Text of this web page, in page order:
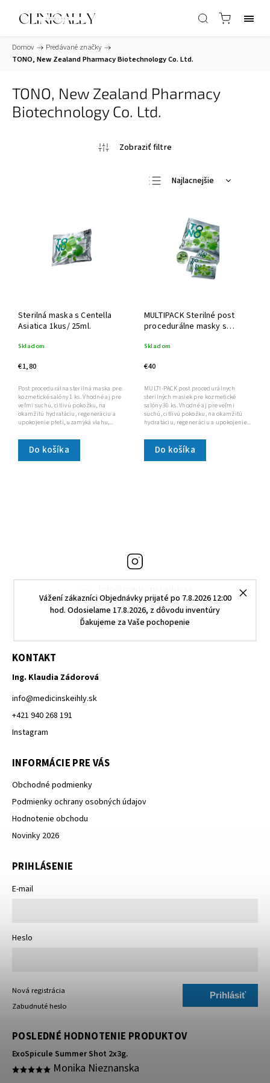
Vážení zákazníci Objednávky prijaté po 7.8.2026 12:00
hod. Odosielame 17.8.2026, z dôvodu inventúry
Ďakujeme za Vaše pochopenie
Domov / Predávané značky /
TONO, New Zealand Pharmacy Biotechnology Co. Ltd.
TONO, New Zealand Pharmacy
Biotechnology Co. Ltd.
Najlacnejšie
Najpredávanejšie
Abecedne
Sterilná maska s Centella
Asiatica 1kus/ 25ml.
Skladom
€1,80
Do košíka
Post procedurálna sterilná maska pre
kozmetické salóny 1 ks. Vhodné aj pre
veľmi suchú, citlivú pokožku, na
okamžitú hydratáciu, regeneráciu a
upokojenie pleti, uzamyká vlahu,...
MULTIPACK Sterilné post
procedurálne masky s
Skladom
€40
Do košíka
MULTI-PACK post procedurálnych
sterilných masiek pre kozmetické
salóny 30 ks. Vhodné aj pre veľmi
suchú, citlivú pokožku, na okamžitú
hydratáciu, regeneráciu a upokojenie...
+421 940 268 191
KONTAKT
Ing. Klaudia Zádorová
info@medicinskeihly.sk
+421 940 268 191
Instagram
INFORMÁCIE PRE VÁS
Obchodné podmienky
Podmienky ochrany osobných údajov
Hodnotenie obchodu
Novinky 2026
PRIHLÁSENIE
E-mail
Heslo
Prihlásiť
Nová registrácia
Zabudnuté heslo
POSLEDNÉ HODNOTENIE PRODUKTOV
ExoSpicule Summer Shot 2x3g.
Monika Nieznanska